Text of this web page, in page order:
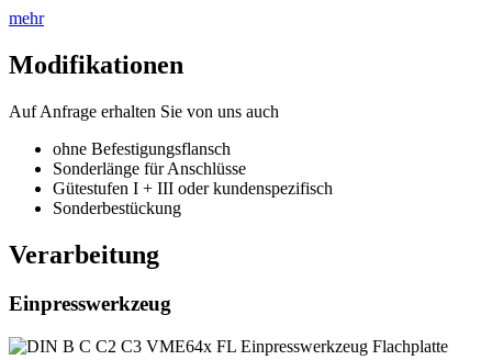
mehr
Modifikationen
Auf Anfrage erhalten Sie von uns auch
ohne Befestigungsflansch
Sonderlänge für Anschlüsse
Gütestufen I + III oder kundenspezifisch
Sonderbestückung
Verarbeitung
Einpresswerkzeug